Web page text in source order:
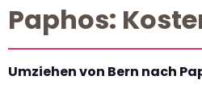
Paphos:
Umziehen von Bern nach